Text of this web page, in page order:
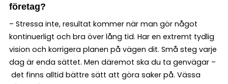
företag?
– Stressa inte, resultat kommer när man gör något
kontinuerligt och bra över lång tid. Har en extremt tydlig
vision och korrigera planen på vägen dit. Små steg varje
dag är enda sättet. Men däremot ska du ta genvägar –
det finns alltid bättre sätt att göra saker på. Vässa